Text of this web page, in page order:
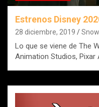
Estrenos Disney
28 diciembre, 2019 Snow
Lo que se viene de The
Animation Studios, Pixar